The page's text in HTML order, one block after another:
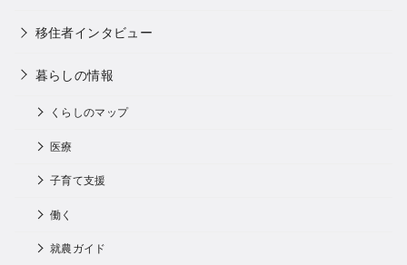
移住者インタビュー
暮らしの情報
くらしのマップ
医療
子育て支援
働く
就農ガイド